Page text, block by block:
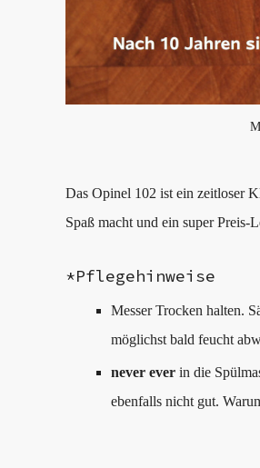
Das Opinel 102 ist ein zeitloser
Spaß macht und ein super Preis-
*Pflegehinweise
Messer Trocken halten.
möglichst bald feucht
never ever in die
ebenfalls nicht gut.